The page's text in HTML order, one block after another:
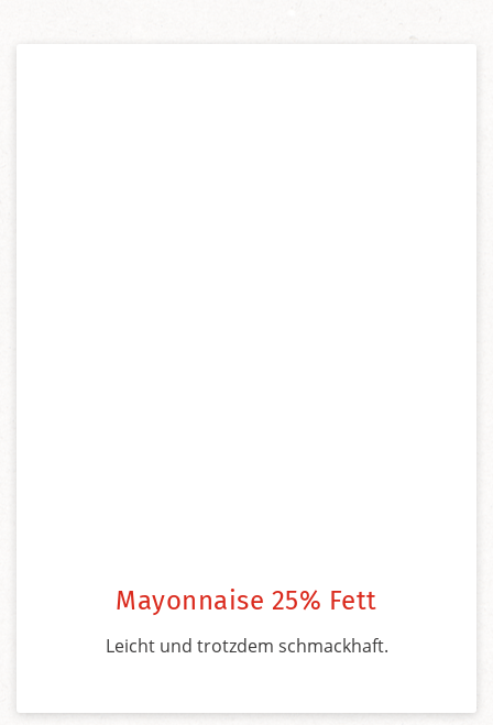
Mayonnaise 25% Fett
Leicht und trotzdem schmackhaft.